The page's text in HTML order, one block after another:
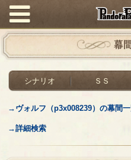
幕
シナリオ ＳＳ
→ヴォルフ（p3x008239）の幕間
→詳細検索